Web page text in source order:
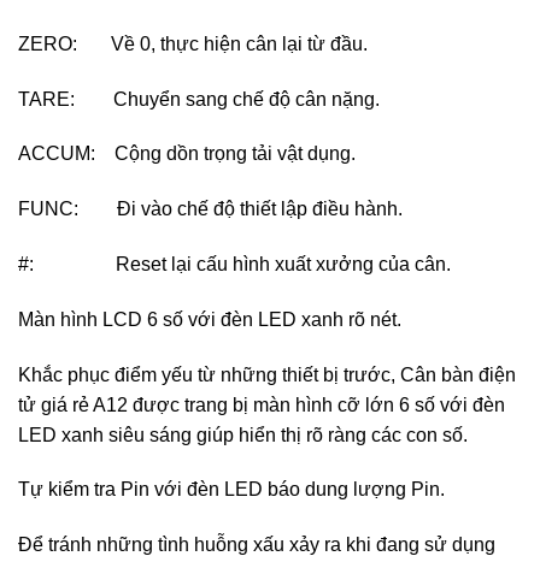
ZERO: Về 0, thực hiện cân lại từ đầu.
TARE: Chuyển sang chế độ cân nặng.
ACCUM: Cộng dồn trọng tải vật dụng.
FUNC: Đi vào chế độ thiết lập điều hành.
#: Reset lại cấu hình xuất xưởng của cân.
Màn hình LCD 6 số với đèn LED xanh rõ nét.
Khắc phục điểm yếu từ những thiết bị trước, Cân bàn điện
tử giá rẻ A12 được trang bị màn hình cỡ lớn 6 số với đèn
LED xanh siêu sáng giúp hiển thị rõ ràng các con số.
Tự kiểm tra Pin với đèn LED báo dung lượng Pin.
Để tránh những tình huỗng xấu xảy ra khi đang sử dụng